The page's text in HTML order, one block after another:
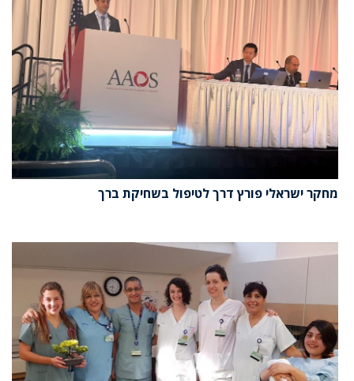
מחקר ישראלי פורץ דרך לטיפול בשחיקת ברך